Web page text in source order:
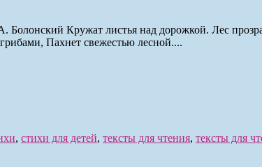
Болонский Кружат листья над дорожкой. Лес
Пахнет свежестью лесной....
, стихи для детей, тексты для чтения, тексты для